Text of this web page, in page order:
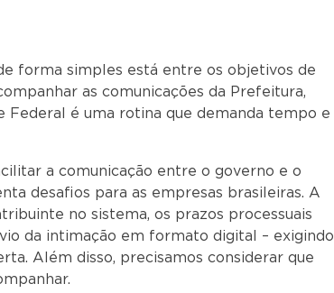
forma simples está entre os objetivos de
as comunicações da Prefeitura,
Federal é uma rotina que demanda tempo e
a comunicação entre o governo e o
desafios para as empresas brasileiras. A
no sistema, os prazos processuais
da intimação em formato digital – exigindo
Além disso, precisamos considerar que